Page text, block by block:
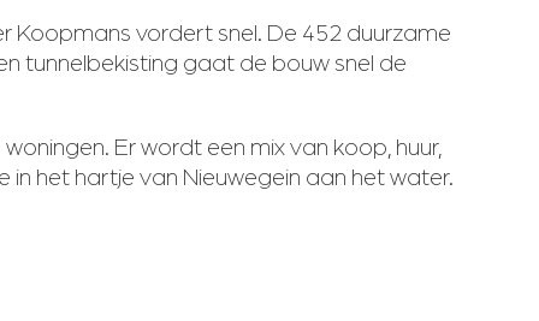
Koopmans vordert snel. De 452 duurzame
tunnelbekisting gaat de bouw snel de
Er wordt een mix van koop, huur,
in het hartje van Nieuwegein aan het water.